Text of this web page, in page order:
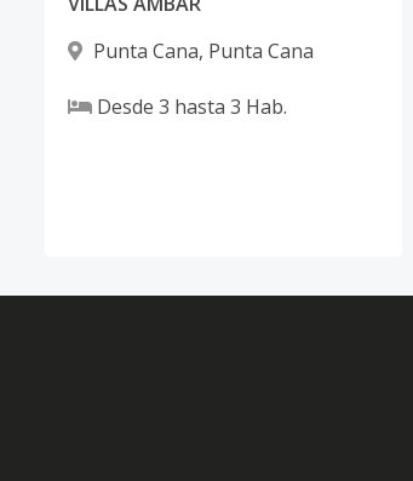
Punta Cana, Punta Cana
Desde 3 hasta 3 Hab.